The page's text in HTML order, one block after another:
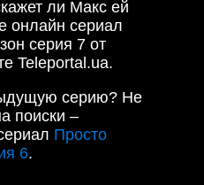
ли Макс ей
онлайн сериал
серия 7 от
Teleportal.ua.
серию? Не
поиски –
Просто
6.